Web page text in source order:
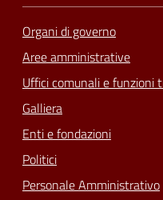
Organi di governo
Aree amministrative
Uffici comunali e funzioni
Galliera
Enti e fondazioni
Politici
Personale Amministrativo